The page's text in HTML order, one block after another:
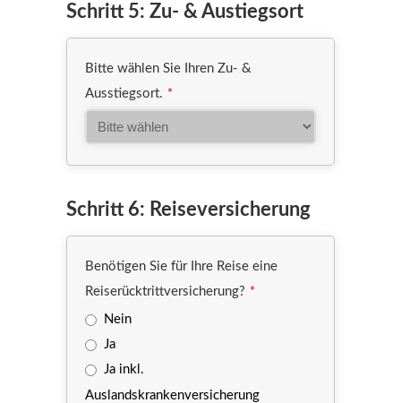
Schritt 5: Zu- & Austiegsort
Bitte wählen Sie Ihren Zu- &
Ausstiegsort. *
Website *
Schritt 6: Reiseversicherung
Benötigen Sie für Ihre Reise eine
Reiserücktrittversicherung? *
Nein
Ja
Ja inkl.
Auslandskrankenversicherung